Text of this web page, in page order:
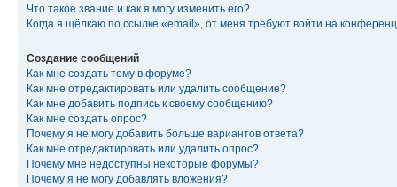
Что такое звание и как я могу изменить его?
Когда я щёлкаю по ссылке «email», от меня требуют войти на
Создание сообщений
Как мне создать тему в форуме?
Как мне отредактировать или удалить сообщение?
Как мне добавить подпись к своему сообщению?
Как мне создать опрос?
Почему я не могу добавить больше вариантов ответа?
Как мне отредактировать или удалить опрос?
Почему мне недоступны некоторые форумы?
Почему я не могу добавлять вложения?